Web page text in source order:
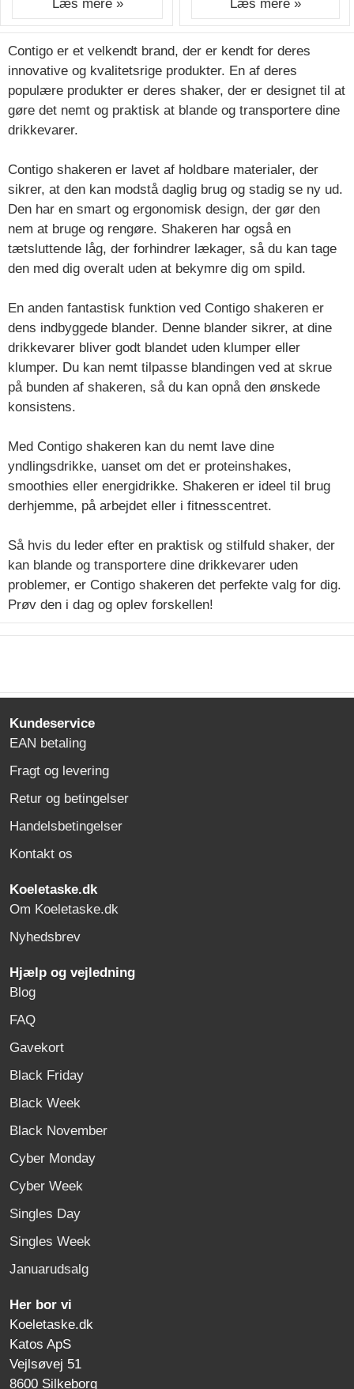
Læs mere » Læs mere »
Contigo er et velkendt brand, der er kendt for deres
innovative og kvalitetsrige produkter. En af deres
populære produkter er deres shaker, der er designet til at
gøre det nemt og praktisk at blande og transportere dine
drikkevarer.
Contigo shakeren er lavet af holdbare materialer, der
sikrer, at den kan modstå daglig brug og stadig se ny ud.
Den har en smart og ergonomisk design, der gør den
nem at bruge og rengøre. Shakeren har også en
tætsluttende låg, der forhindrer lækager, så du kan tage
den med dig overalt uden at bekymre dig om spild.
En anden fantastisk funktion ved Contigo shakeren er
dens indbyggede blander. Denne blander sikrer, at dine
drikkevarer bliver godt blandet uden klumper eller
klumper. Du kan nemt tilpasse blandingen ved at skrue
på bunden af shakeren, så du kan opnå den ønskede
konsistens.
Med Contigo shakeren kan du nemt lave dine
yndlingsdrikke, uanset om det er proteinshakes,
smoothies eller energidrikke. Shakeren er ideel til brug
derhjemme, på arbejdet eller i fitnesscentret.
Så hvis du leder efter en praktisk og stilfuld shaker, der
kan blande og transportere dine drikkevarer uden
problemer, er Contigo shakeren det perfekte valg for dig.
Prøv den i dag og oplev forskellen!
Kundeservice
EAN betaling
Fragt og levering
Retur og betingelser
Handelsbetingelser
Kontakt os
Koeletaske.dk
Om Koeletaske.dk
Nyhedsbrev
Hjælp og vejledning
Blog
FAQ
Gavekort
Black Friday
Black Week
Black November
Cyber Monday
Cyber Week
Singles Day
Singles Week
Januarudsalg
Her bor vi
Koeletaske.dk
Katos ApS
Vejlsøvej 51
8600 Silkeborg